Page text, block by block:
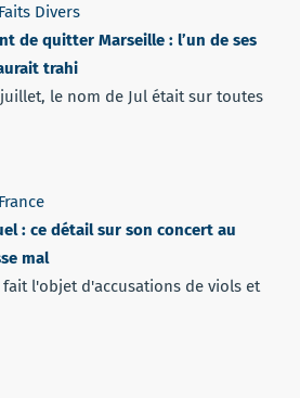
Faits Divers
de quitter Marseille : l’un de ses
trahi
le nom de Jul était sur toutes
France
: ce détail sur son concert au
mal
l'objet d'accusations de viols et